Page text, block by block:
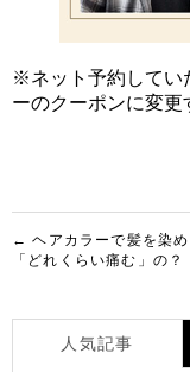
※ネット予約してい
ーのクーポンに変更
投
ナ
← ヘアカラーで髪を染め
「どれくらい痛む」の？
人気記事